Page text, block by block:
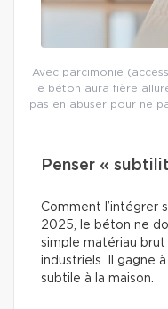
Avec parcimonie
le béton aura fière
pas en abuser pour ne
Penser «
Comment l’intégrer
2025, le béton ne
simple matériau
industriels. Il gagne
subtile à la maison.